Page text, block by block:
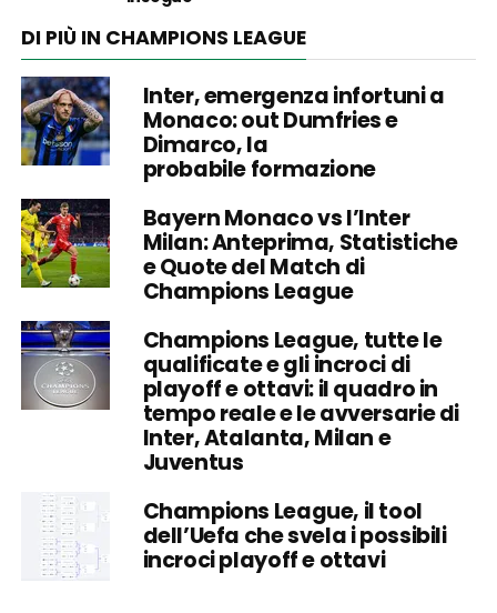
DI PIÙ IN CHAMPIONS LEAGUE
Inter, emergenza infortuni a
Monaco: out Dumfries e
Dimarco, la
probabile formazione
Bayern Monaco vs l’Inter
Milan: Anteprima, Statistiche
e Quote del Match di
Champions League
Champions League, tutte le
qualificate e gli incroci di
playoff e ottavi: il quadro in
tempo reale e le avversarie di
Inter, Atalanta, Milan e
Juventus
Champions League, il tool
dell’Uefa che svela i possibili
incroci playoff e ottavi